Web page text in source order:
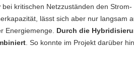
bei kritischen Netzzuständen den
lässt sich aber nur langsam
Energiemenge. Durch die
. So konnte im Projekt darüber